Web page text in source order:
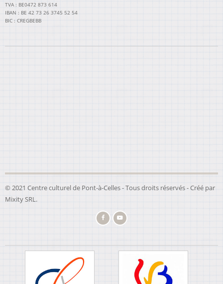
TVA : BE0472 873 614
IBAN : BE 42 73 26 3745 52 54
BIC : CREGBEBB
© 2021 Centre culturel de Pont-à-Celles - Tous droits réservés - Créé par
Mixity SRL.